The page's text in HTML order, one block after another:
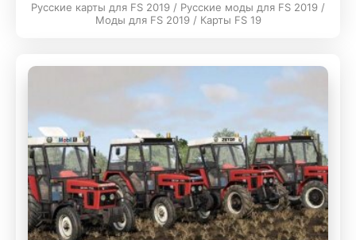
Русские карты для FS 2019 / Русские моды для FS 2019 /
Моды для FS 2019 / Карты FS 19